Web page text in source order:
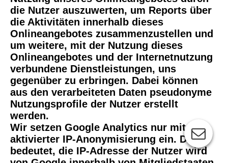
die Nutzer auszuwerten, um Reports über
die Aktivitäten innerhalb dieses
Onlineangebotes zusammenzustellen und
um weitere, mit der Nutzung dieses
Onlineangebotes und der Internetnutzung
verbundene Dienstleistungen, uns
gegenüber zu erbringen. Dabei können
aus den verarbeiteten Daten pseudonyme
Nutzungsprofile der Nutzer erstellt
werden.
Wir setzen Google Analytics nur mit
aktivierter IP-Anonymisierung ein. Das
bedeutet, die IP-Adresse der Nutzer wird